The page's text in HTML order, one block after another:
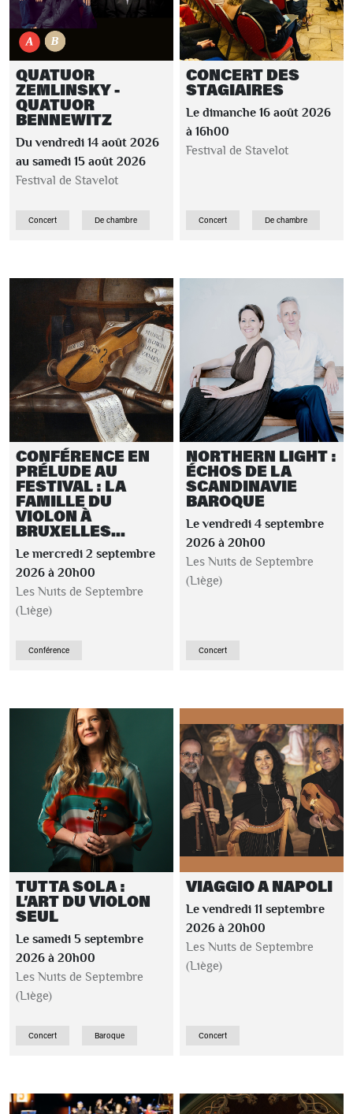
QUATUOR
ZEMLINSKY -
QUATUOR
BENNEWITZ
Du vendredi 14 août 2026
au samedi 15 août 2026
Festival de Stavelot
Concert De chambre
CONCERT DES
STAGIAIRES
Le dimanche 16 août 2026
à 16h00
Festival de Stavelot
Concert De chambre
CONFÉRENCE EN
PRÉLUDE AU
FESTIVAL : LA
FAMILLE DU
VIOLON À
BRUXELLES...
Le mercredi 2 septembre
2026 à 20h00
Les Nuits de Septembre
(Liège)
Conférence
NORTHERN LIGHT :
ÉCHOS DE LA
SCANDINAVIE
BAROQUE
Le vendredi 4 septembre
2026 à 20h00
Les Nuits de Septembre
(Liège)
Concert
TUTTA SOLA :
L’ART DU VIOLON
SEUL
Le samedi 5 septembre
2026 à 20h00
Les Nuits de Septembre
(Liège)
Concert Baroque
VIAGGIO A NAPOLI
Le vendredi 11 septembre
2026 à 20h00
Les Nuits de Septembre
(Liège)
Concert